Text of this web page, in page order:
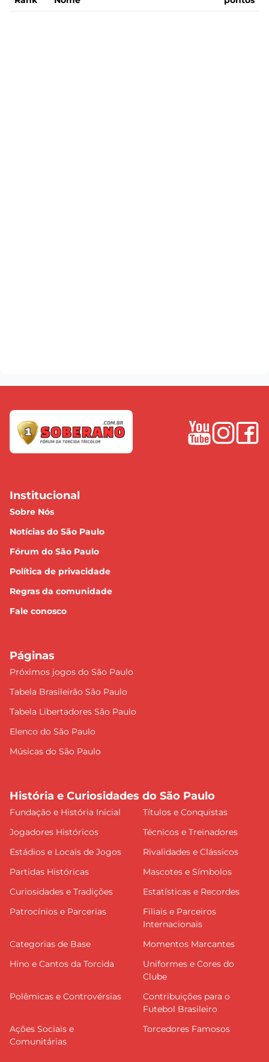
Institucional
Sobre Nós
Notícias do São Paulo
Fórum do São Paulo
Política de privacidade
Regras da comunidade
Fale conosco
Páginas
Próximos jogos do São Paulo
Tabela Brasileirão São Paulo
Tabela Libertadores São Paulo
Elenco do São Paulo
Músicas do São Paulo
História e Curiosidades do São Paulo
Fundação e História Inicial
Títulos e Conquistas
Jogadores Históricos
Técnicos e Treinadores
Estádios e Locais de Jogos
Rivalidades e Clássicos
Partidas Históricas
Mascotes e Símbolos
Curiosidades e Tradições
Estatísticas e Recordes
Patrocínios e Parcerias
Filiais e Parceiros
Internacionais
Categorias de Base
Momentos Marcantes
Hino e Cantos da Torcida
Uniformes e Cores do
Clube
Polêmicas e Controvérsias
Contribuições para o
Futebol Brasileiro
Ações Sociais e
Comunitárias
Torcedores Famosos